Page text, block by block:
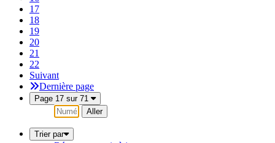
17
18
19
20
21
22
Suivant
Dernière page
Page 17 sur 71
Aller
Trier par